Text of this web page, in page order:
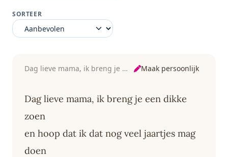
SORTEER
Dag lieve mama, ik breng je een dikke zoen Maak persoonlijk
Dag lieve mama, ik breng je een dikke
zoen
en hoop dat ik dat nog veel jaartjes mag
doen